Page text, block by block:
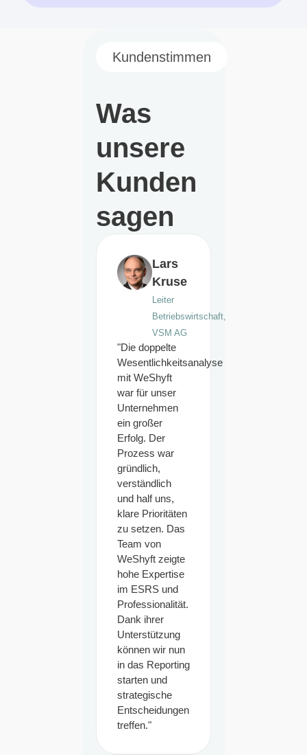
Kundenstimmen
Was
unsere
Kunden
sagen
Lars
Kruse
Leiter
Betriebswirtschaft,
VSM AG
"Die doppelte
Wesentlichkeitsanalyse
mit WeShyft
war für unser
Unternehmen
ein großer
Erfolg. Der
Prozess war
gründlich,
verständlich
und half uns,
klare Prioritäten
zu setzen. Das
Team von
WeShyft zeigte
hohe Expertise
im ESRS und
Professionalität.
Dank ihrer
Unterstützung
können wir nun
in das Reporting
starten und
strategische
Entscheidungen
treffen."